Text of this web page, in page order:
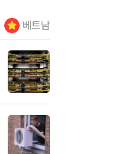
베트남